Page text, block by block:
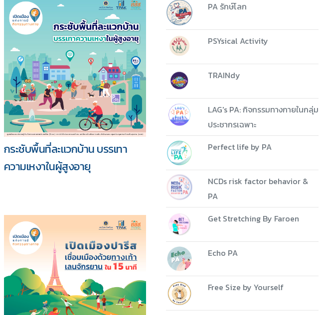
กระชับพื้นที่ละแวกบ้าน บรรเทา
ความเหงาในผู้สูงอายุ
PA รักษ์โลก
PSYsical Activity
TRAINdy
LAG's PA: กิจกรรมทางกายในกลุ่ม
ประชากรเฉพาะ
Perfect life by PA
NCDs risk factor behavior &
PA
Get Stretching By Faroen
Echo PA
Free Size by Yourself